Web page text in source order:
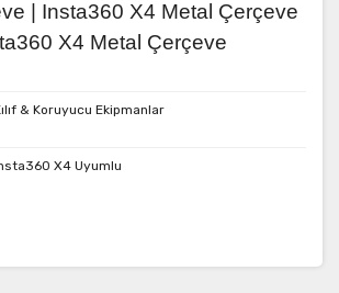
| Insta360 X4 Metal Çerçeve
X4 Metal Çerçeve
& Koruyucu Ekipmanlar
X4 Uyumlu